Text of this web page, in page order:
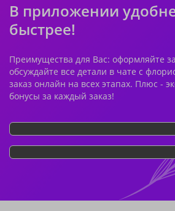
В приложении
быстрее!
Преимущества для Вас: оформляйте
обсуждайте все детали в чате с
заказ онлайн на всех этапах. Плюс -
бонусы за каждый заказ!